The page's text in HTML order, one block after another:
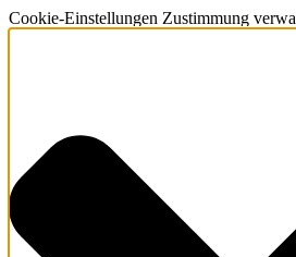
Cookie-Einstellungen Zustimmung